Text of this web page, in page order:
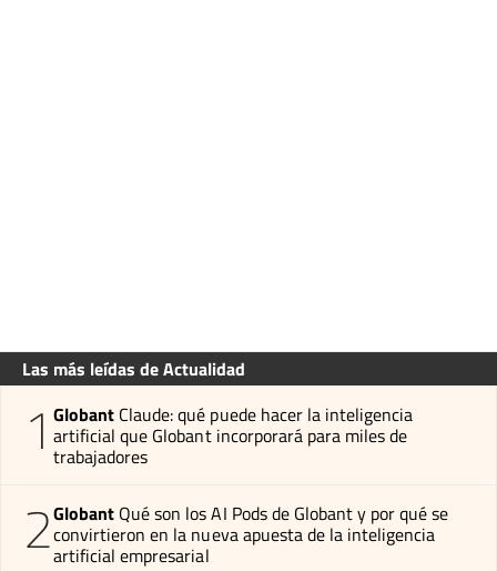
Las más leídas de Actualidad
1 Globant Claude: qué puede hacer la inteligencia
artificial que Globant incorporará para miles de
trabajadores
2Globant Qué son los AI Pods de Globant y por qué se
convirtieron en la nueva apuesta de la inteligencia
artificial empresarial